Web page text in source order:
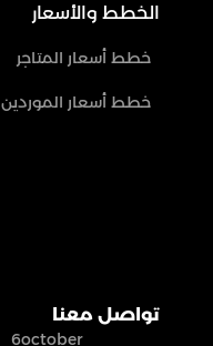
الخطط والأسعار
خطط أسعار المتاجر
خطط أسعار الموردين
تواصل معنا
6october